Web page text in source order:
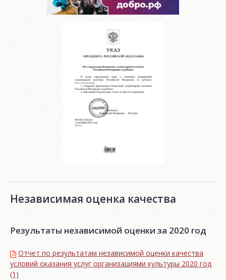
Независимая оценка качества
Результаты независимой оценки за 2020 год
Отчет по результатам независимой оценки качества
условий оказания услуг организациями культуры 2020 год
(1)